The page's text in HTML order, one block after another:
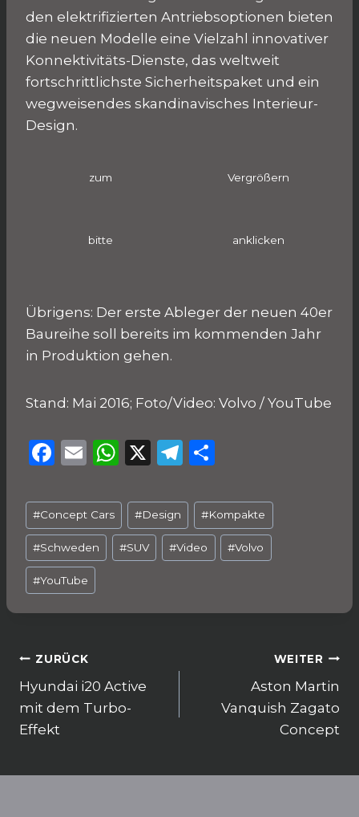
den elektrifizierten Antriebsoptionen bieten
die neuen Modelle eine Vielzahl innovativer
Konnektivitäts-Dienste, das weltweit
fortschrittlichste Sicherheitspaket und ein
wegweisendes skandinavisches Interieur-
Design.
zum Vergrößern
bitte anklicken
Übrigens: Der erste Ableger der neuen 40er
Baureihe soll bereits im kommenden Jahr
in Produktion gehen.
Stand: Mai 2016; Foto/Video: Volvo / YouTube
F
c
e
b
o
o
E
ai
l
W
a
ts
A
p
X
T
e
g
ra
le
n
Schlagworte:
#Concept Cars #Design #Kompakte
#Schweden #SUV #Video #Volvo
#YouTube
Beitragsnavigation
ZURÜCK
Hyundai i20 Active
mit dem Turbo-
Effekt
WEITER
Aston Martin
Vanquish Zagato
Concept